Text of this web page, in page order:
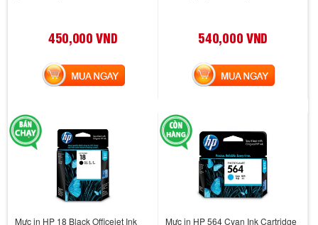
450,000 VND
MUA NGAY
540,000 VND
MUA NGAY
Mực in HP 18 Black Officejet Ink Mực in HP 564 Cyan Ink Cartridge